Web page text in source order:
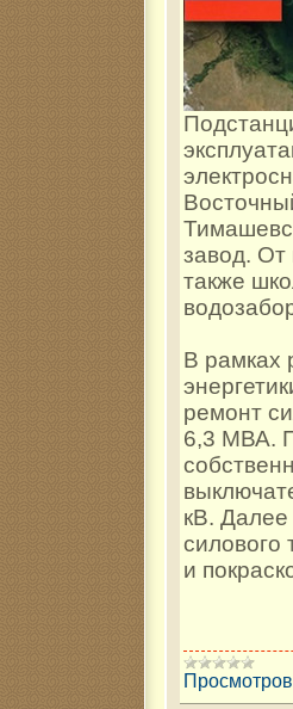
завод. От
также
В рамках
ремонт
6,3 МВА.
кВ.
силового
и